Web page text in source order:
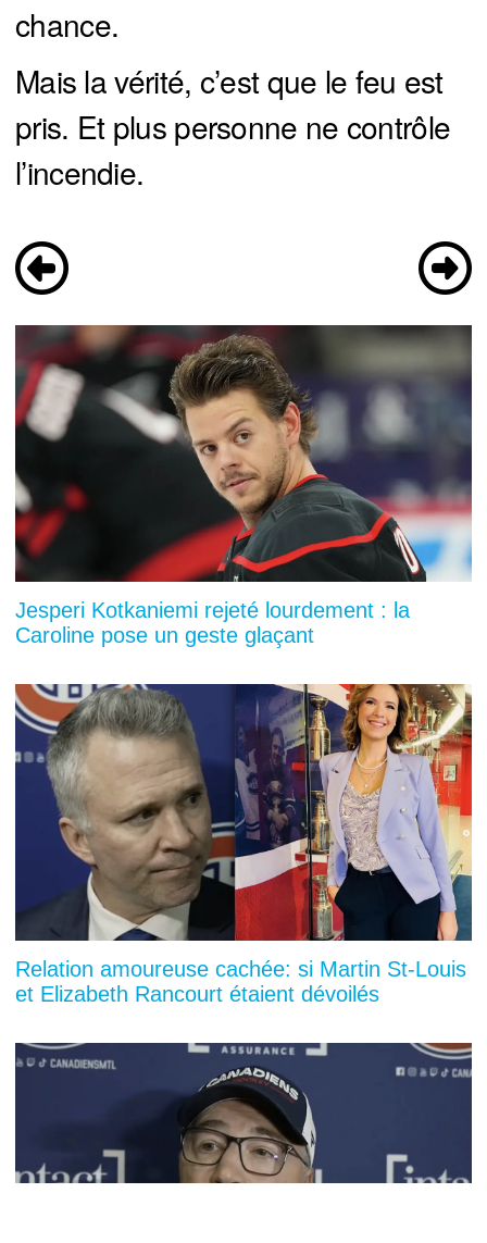
chance.
Mais la vérité, c’est que le feu est
pris. Et plus personne ne contrôle
l’incendie.
Jesperi Kotkaniemi rejeté lourdement : la
Caroline pose un geste glaçant
Relation amoureuse cachée: si Martin St-Louis
et Elizabeth Rancourt étaient dévoilés